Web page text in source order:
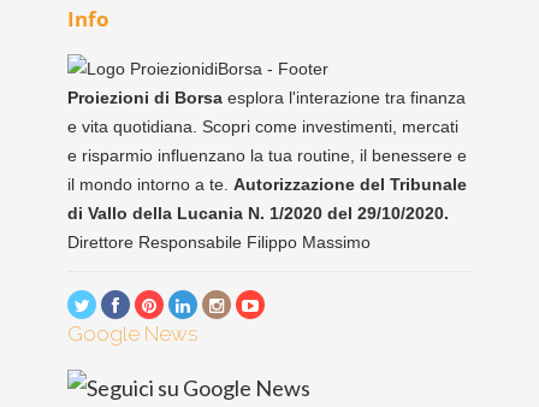
Info
Proiezioni di Borsa esplora l'interazione tra finanza
e vita quotidiana. Scopri come investimenti, mercati
e risparmio influenzano la tua routine, il benessere e
il mondo intorno a te. Autorizzazione del Tribunale
di Vallo della Lucania N. 1/2020 del 29/10/2020.
Direttore Responsabile Filippo Massimo
Google News